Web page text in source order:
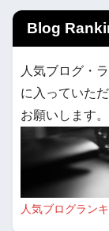
Blog
人気ブログ・
に入っていた
お願いします。
人気ブログラン